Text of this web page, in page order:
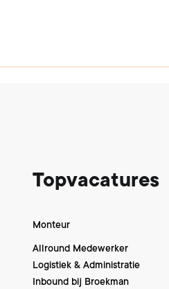
Topvacatures
Monteur
Allround Medewerker
Logistiek & Administratie
Inbound bij Broekman